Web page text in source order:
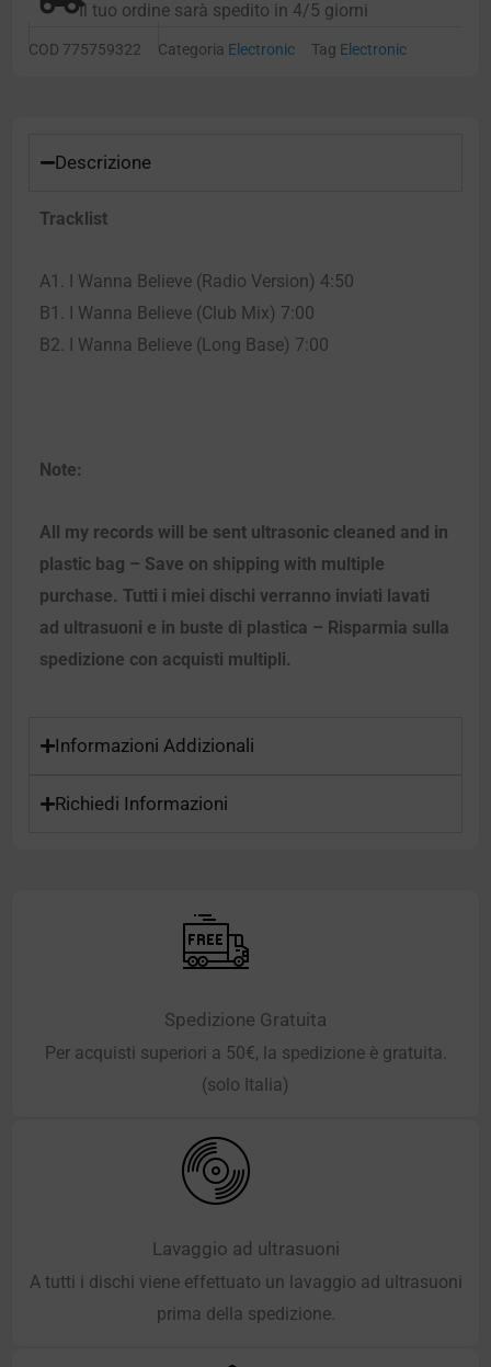
Il tuo ordine sarà spedito in 4/5 giorni
COD 775759322 Categoria Electronic Tag Electronic
Descrizione
Tracklist
A1. I Wanna Believe (Radio Version) 4:50
B1. I Wanna Believe (Club Mix) 7:00
B2. I Wanna Believe (Long Base) 7:00
Note:
All my records will be sent ultrasonic cleaned and in
plastic bag – Save on shipping with multiple
purchase. Tutti i miei dischi verranno inviati lavati
ad ultrasuoni e in buste di plastica – Risparmia sulla
spedizione con acquisti multipli.
Informazioni Addizionali
Richiedi Informazioni
Spedizione Gratuita
Per acquisti superiori a 50€, la spedizione è gratuita.
(solo Italia)
Lavaggio ad ultrasuoni
A tutti i dischi viene effettuato un lavaggio ad ultrasuoni
prima della spedizione.